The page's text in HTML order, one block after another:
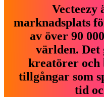
Vecteezy
marknadsplats
av över 90
världen. Det
kreatörer och
tillgångar som
tid